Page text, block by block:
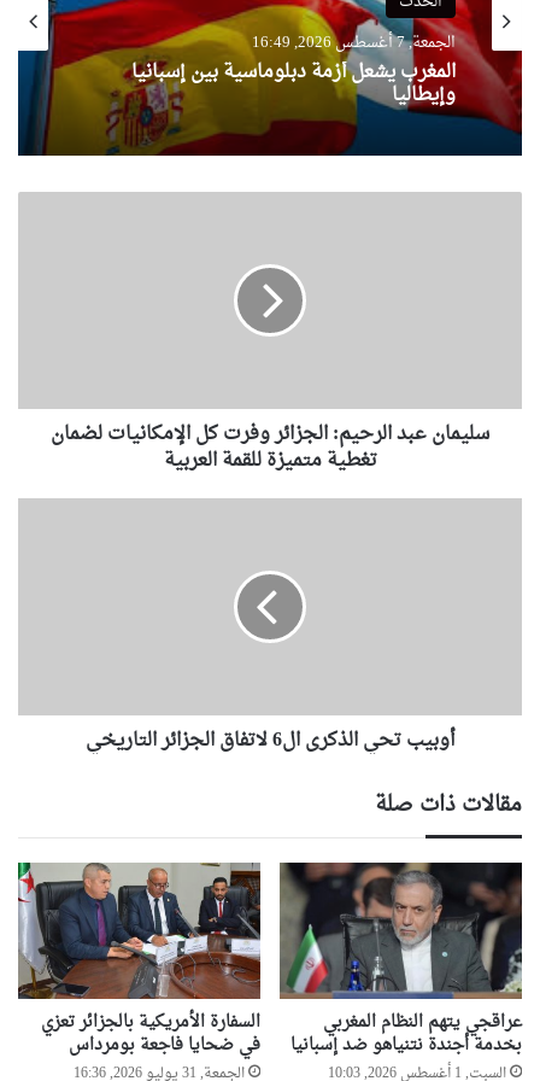
الجمعة, 7 أغسطس 2026, 16:49
المغرب يشعل أزمة دبلوماسية بين إسبانيا
وإيطاليا
د
ح
ا
ف
ر
ت
ك
ل
ا
ل
إ
م
ك
ا
سليمان عبد الرحيم: الجزائر وفرت كل الإمكانيات لضمان
تغطية متميزة للقمة العربية
ا
ر
ى
ا
ل
6
ل
ا
ت
ف
ا
ق
أوبيب تحي الذكرى ال6 لاتفاق الجزائر التاريخي
مقالات ذات صلة
عراقجي يتهم النظام المغربي
بخدمة أجندة نتنياهو ضد إسبانيا
السبت, 1 أغسطس 2026, 10:03
السفارة الأمريكية بالجزائر تعزي
في ضحايا فاجعة بومرداس
الجمعة, 31 يوليو 2026, 16:36